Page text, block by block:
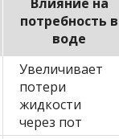
потребность в
воде
Увеличивает
потери
жидкости
через пот